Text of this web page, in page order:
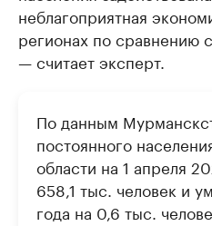
неблагоприятная
регионах по сравнению
— считает эксперт.
По данным
постоянного
области на 1 апреля
658,1 тыс. человек и
года на 0,6 тыс.